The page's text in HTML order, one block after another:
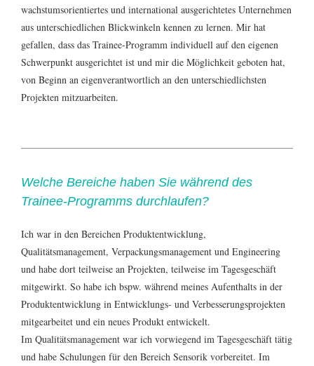
wachstumsorientiertes und international ausgerichtetes Unternehmen
aus unterschiedlichen Blickwinkeln kennen zu lernen. Mir hat
gefallen, dass das Trainee-Programm individuell auf den eigenen
Schwerpunkt ausgerichtet ist und mir die Möglichkeit geboten hat,
von Beginn an eigenverantwortlich an den unterschiedlichsten
Projekten mitzuarbeiten.
Welche Bereiche haben Sie während des
Trainee-Programms durchlaufen?
Ich war in den Bereichen Produktentwicklung,
Qualitätsmanagement, Verpackungsmanagement und Engineering
und habe dort teilweise an Projekten, teilweise im Tagesgeschäft
mitgewirkt. So habe ich bspw. während meines Aufenthalts in der
Produktentwicklung in Entwicklungs- und Verbesserungsprojekten
mitgearbeitet und ein neues Produkt entwickelt.
Im Qualitätsmanagement war ich vorwiegend im Tagesgeschäft tätig
und habe Schulungen für den Bereich Sensorik vorbereitet. Im